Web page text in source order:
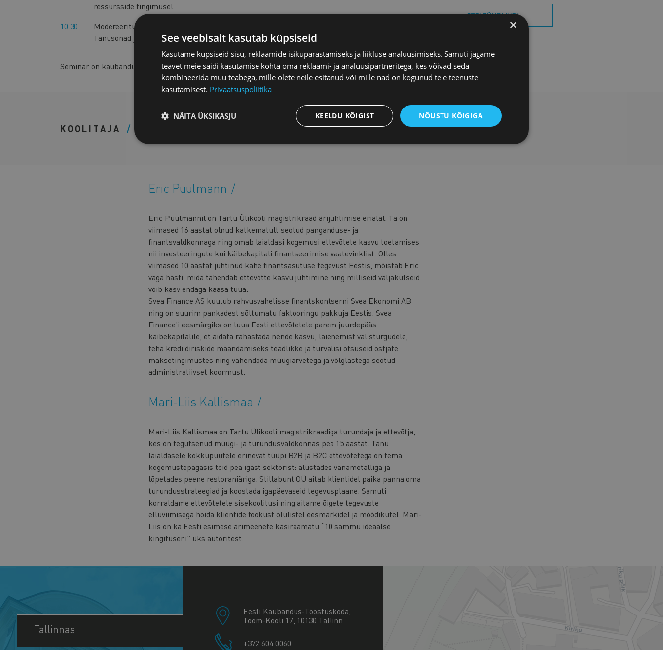
ressursside tingimusel
10.30
Modereeritud arutelu turundus- ja finantsteemadel, küsimused-vastused.
Tänusõnad ja lõpetamine
Seminar on kaubanduskoja liikmetele tasuta, vajalik eelregistreerimine hiljemalt16. märtsiks!
OTSI SÜNDMUSI
KOOLITAJA
Eric Puulmann
Eric Puulmannil on Tartu Ülikooli magistrikraad ärijuhtimise erialal. Ta on
viimased 16 aastat olnud katkematult seotud panganduse- ja
finantsvaldkonnaga ning omab laialdasi kogemusi ettevõtete kasvu toetamises
nii investeeringute kui käibekapitali finantseerimise vaatevinklist. Olles
viimased 10 aastat juhtinud kahe finantsasutuse tegevust Eestis, mõistab Eric
väga hästi, mida tähendab ettevõtte kasvu juhtimine ning milliseid väljakutseid
võib kasv endaga kaasa tuua.
Svea Finance AS kuulub rahvusvahelisse finantskontserni Svea Ekonomi AB
ning on suurim pankadest sõltumatu faktooringu pakkuja Eestis. Svea
Finance’i eesmärgiks on luua Eesti ettevõtetele parem juurdepääs
käibekapitalile, et aidata rahastada nende kasvu, laienemist välisturgudele,
teha krediidiriskide maandamiseks teadlikke ja turvalisi otsuseid ostjate
maksetingimustes ning vähendada müügiarvetega ja võlglastega seotud
administratiivset koormust.
Mari-Liis Kallismaa
Mari-Liis Kallismaa on Tartu Ülikooli magistrikraadiga turundaja ja ettevõtja,
kes on tegutsenud müügi- ja turundusvaldkonnas pea 15 aastat. Tänu
laialdasele kokkupuutele erinevat tüüpi B2B ja B2C ettevõtetega on tema
kogemustepagasis töid pea igast sektorist: alustades vanametalliga ja
lõpetades peene restoraniäriga. Stillabunt OÜ aitab klientidel paika panna oma
turundusstrateegiad ja koostada igapäevaseid tegevusplaane. Samuti
korraldame ettevõtetele sisekoolitusi ning aitame õigete tegevuste
elluviimisega hoida klientide fookust olulistel eesmärkidel ja mõõdikutel. Mari-
Liis on ka Eesti esimese ärimeenete käsiraamatu “10 sammu ideaalse
kingituseni” üks autoritest.
Tallinnas
Eesti Kaubandus-Tööstuskoda,
Toom-Kooli 17, 10130 Tallinn
+372 604 0060
×
See veebisait kasutab küpsiseid
Kasutame küpsiseid sisu, reklaamide isikupärastamiseks ja liikluse analüüsimiseks. Samuti jagame
teavet meie saidi kasutamise kohta oma reklaami- ja analüüsipartneritega, kes võivad seda
kombineerida muu teabega, mille olete neile esitanud või mille nad on kogunud teie teenuste
kasutamisest. Privaatsuspoliitika
NÕUSTU KÕIGIGA
KEELDU KÕIGIST
NÄITA ÜKSIKASJU